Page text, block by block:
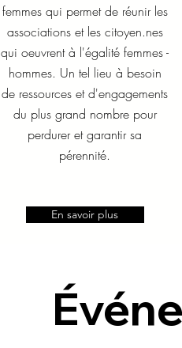
femmes qui permet de réunir les
associations et les citoyen.nes
qui oeuvrent à l'égalité femmes -
hommes. Un tel lieu à besoin
de ressources et d'engagements
du plus grand nombre pour
perdurer et garantir sa
pérennité.
En savoir plus